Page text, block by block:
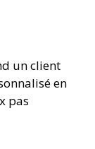
un client
en
pas